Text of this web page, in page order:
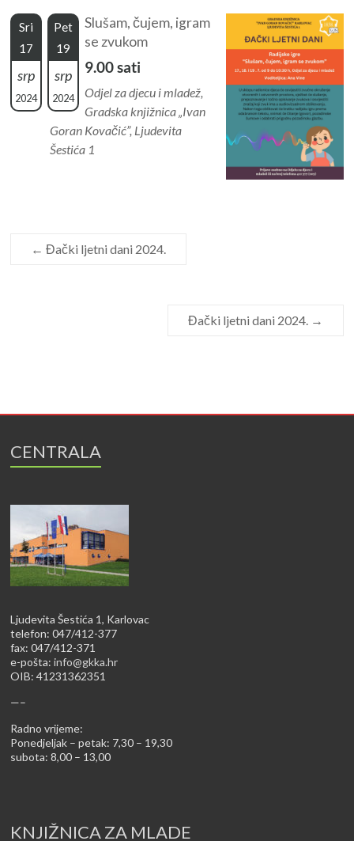
Sri
17
srp
2024
Pet
19
srp
2024
Slušam, čujem, igram
se zvukom
9.00 sati
Odjel za djecu i mladež,
Gradska knjižnica „Ivan
Goran Kovačić”, Ljudevita
Šestića 1
← Đački ljetni dani 2024.
Đački ljetni dani 2024. →
CENTRALA
Ljudevita Šestića 1, Karlovac
telefon: 047/412-377
fax: 047/412-371
e-pošta:info@gkka.hr
OIB: 41231362351
—–
Radno vrijeme:
Ponedjeljak – petak: 7,30 – 19,30
subota: 8,00 – 13,00
KNJIŽNICA ZA MLADE